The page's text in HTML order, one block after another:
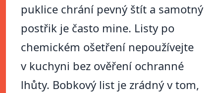
puklice chrání pevný štít a samotný
postřik je často mine. Listy po
chemickém ošetření nepoužívejte
v kuchyni bez ověření ochranné
lhůty. Bobkový list je zrádný v tom,